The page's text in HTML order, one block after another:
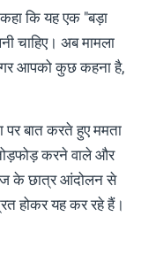
कि यह एक "बड़ा
चाहिए। अब मामला
आपको कुछ कहना है,
पर बात करते हुए ममता
करने वाले और
के छात्र आंदोलन से
होकर यह कर रहे हैं।